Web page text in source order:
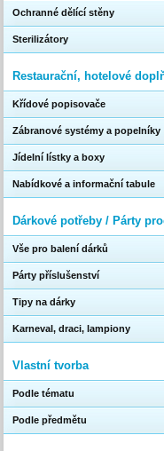
Ochranné dělící stěny
Sterilizátory
Restaurační, hotelové
Křídové popisovače
Zábranové systémy a popelníky
Jídelní lístky a boxy
Nabídkové a informační tabule
Dárkové potřeby / Párty
Vše pro balení dárků
Párty příslušenství
Tipy na dárky
Karneval, draci, lampiony
Vlastní tvorba
Podle tématu
Podle předmětu